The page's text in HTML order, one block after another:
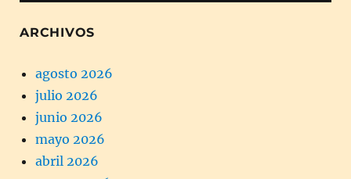
ARCHIVOS
agosto 2026
julio 2026
junio 2026
mayo 2026
abril 2026